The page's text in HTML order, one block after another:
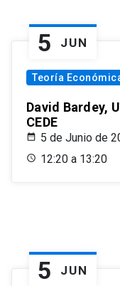
5 JUN
Teoría
David Bardey,
CEDE
5 de Junio de
12:20 a 13:20
5 JUN